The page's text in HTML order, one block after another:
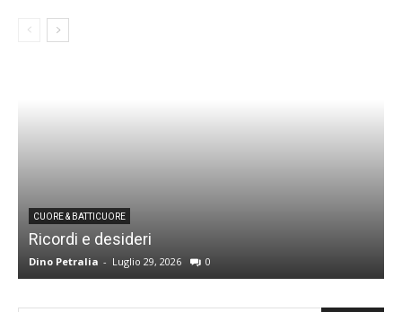
CUORE & BATTICUORE
Ricordi e desideri
Dino Petralia - Luglio 29, 2026 0